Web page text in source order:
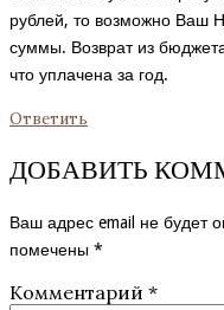
рублей, то возможно Ваш
суммы. Возврат из
что уплачена за год.
Ответить
ДОБАВИТЬ
Ваш адрес email не будет
помечены *
Комментарий *